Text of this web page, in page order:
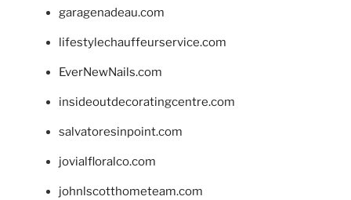
garagenadeau.com
lifestylechauffeurservice.com
EverNewNails.com
insideoutdecoratingcentre.com
salvatoresinpoint.com
jovialfloralco.com
johnlscotthometeam.com